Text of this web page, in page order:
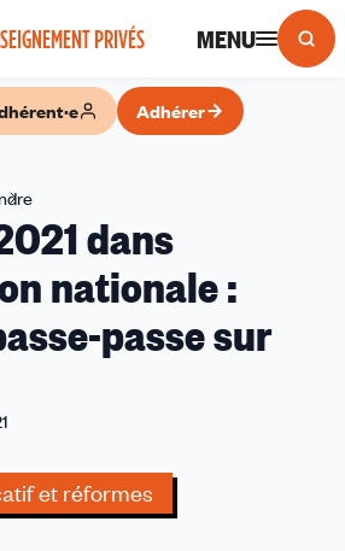
PRIVÉS MENU
Adhérer
2021
l'Education
nationale
:
passe
sur
dans
nationale :
passe sur
et réformes